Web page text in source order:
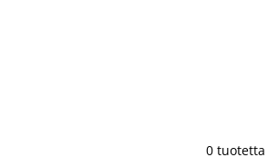
0 tuotetta